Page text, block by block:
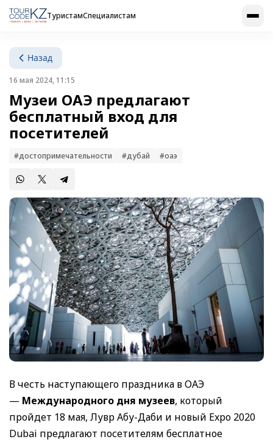
ТуристамСпециалистам
Назад
16 мая 2024, 11:15
Музеи ОАЭ предлагают
бесплатный вход для
посетителей
#достопримечательности #дубай #оаэ
В честь наступающего праздника в ОАЭ
— Международного дня музеев, который
пройдет 18 мая, Лувр Абу-Даби и новый Expo 2020
Dubai предлагают посетителям бесплатное